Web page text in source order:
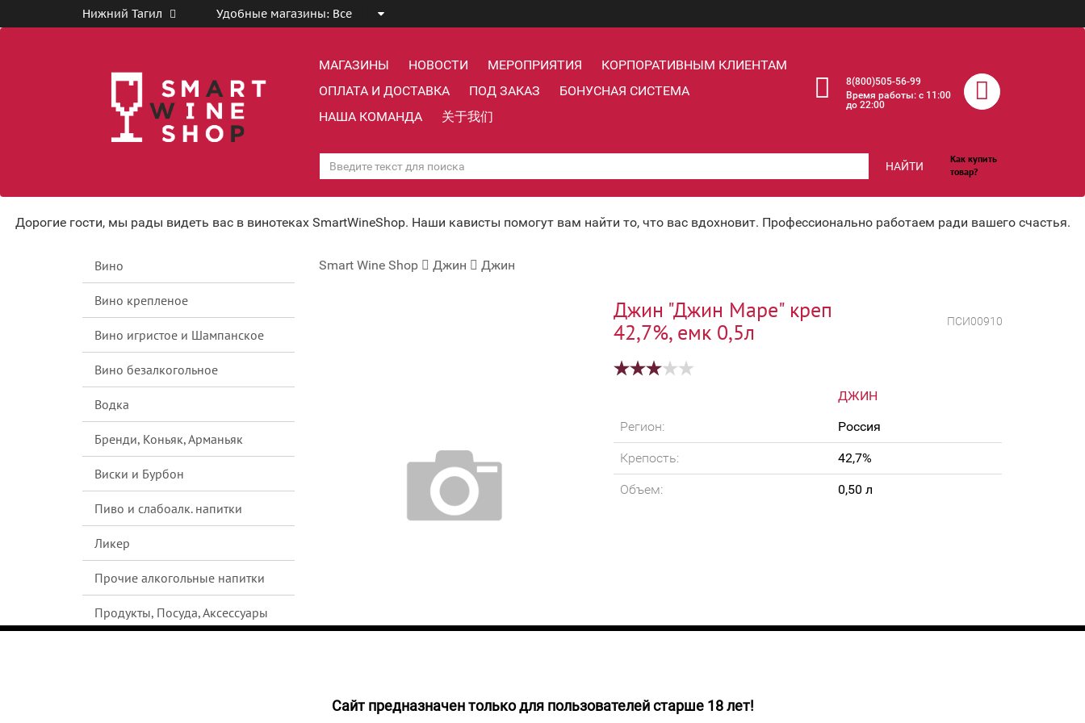
Нижний Тагил Удобные магазины: Все
МАГАЗИНЫ НОВОСТИ МЕРОПРИЯТИЯ
КОРПОРАТИВНЫМ КЛИЕНТАМ
ОПЛАТА И ДОСТАВКА
ПОД ЗАКАЗ
БОНУСНАЯ СИСТЕМА
НАША КОМАНДА
关于我们
8(800)505-56-99
Время работы: c 11:00
до 22:00
НАЙТИ
Как купить
товар?
Дорогие гости, мы рады видеть вас в винотеках SmartWineShop. Наши кависты помогут вам найти то, что вас вдохновит. Профессионально работаем ради вашего счастья.
Вино
Вино крепленое
Вино игристое и Шампанское
Вино безалкогольное
Водка
Бренди, Коньяк, Арманьяк
Виски и Бурбон
Пиво и слабоалк. напитки
Ликер
Прочие алкогольные напитки
Продукты, Посуда, Аксессуары
Smart Wine Shop Джин Джин
Джин "Джин Маре" креп
42,7%, емк 0,5л
ПСИ00910
ДЖИН
Регион:
Россия
Крепость: 42,7%
Объем: 0,50 л
4670руб.
Cайт предназначен только для пользователей старше 18 лет!